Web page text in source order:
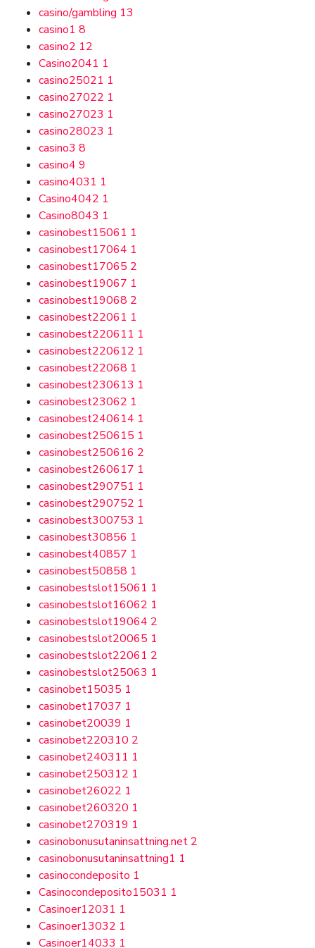
casino/gambling 13
casino1 8
casino2 12
Casino2041 1
casino25021 1
casino27022 1
casino27023 1
casino28023 1
casino3 8
casino4 9
casino4031 1
Casino4042 1
Casino8043 1
casinobest15061 1
casinobest17064 1
casinobest17065 2
casinobest19067 1
casinobest19068 2
casinobest22061 1
casinobest220611 1
casinobest220612 1
casinobest22068 1
casinobest230613 1
casinobest23062 1
casinobest240614 1
casinobest250615 1
casinobest250616 2
casinobest260617 1
casinobest290751 1
casinobest290752 1
casinobest300753 1
casinobest30856 1
casinobest40857 1
casinobest50858 1
casinobestslot15061 1
casinobestslot16062 1
casinobestslot19064 2
casinobestslot20065 1
casinobestslot22061 2
casinobestslot25063 1
casinobet15035 1
casinobet17037 1
casinobet20039 1
casinobet220310 2
casinobet240311 1
casinobet250312 1
casinobet26022 1
casinobet260320 1
casinobet270319 1
casinobonusutaninsattning.net 2
casinobonusutaninsattning1 1
casinocondeposito 1
Casinocondeposito15031 1
Casinoer12031 1
Casinoer13032 1
Casinoer14033 1